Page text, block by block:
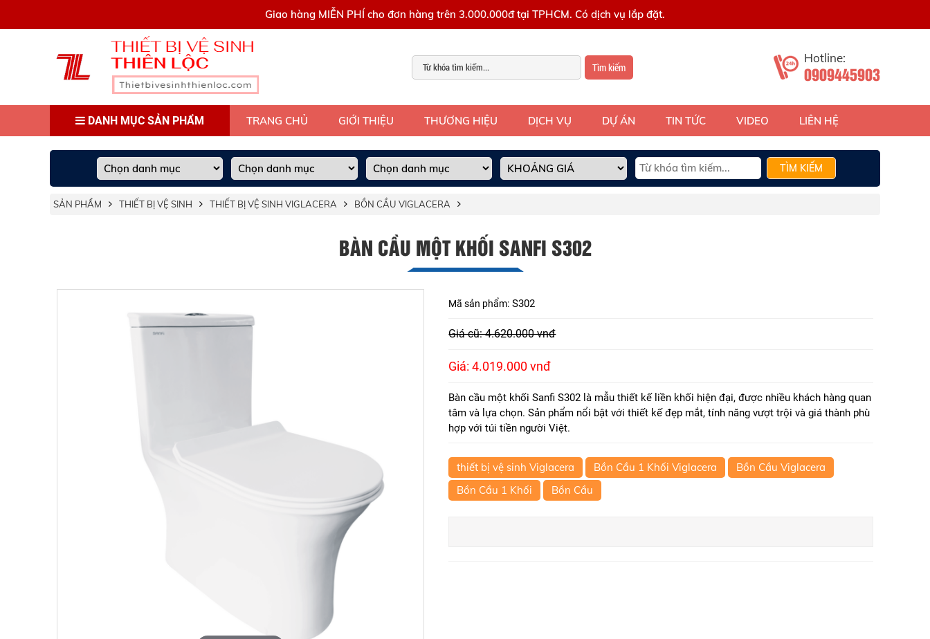
Giao hàng MIỄN PHÍ cho đơn hàng trên 3.000.000đ tại TPHCM. Có dịch vụ lắp đặt.
Tìm kiếm
Hotline:
0909445903
DANH MỤC SẢN PHẨM TRANG CHỦ GIỚI THIỆU THƯƠNG HIỆU DỊCH VỤ DỰ ÁN TIN TỨC VIDEO LIÊN HỆ
TÌM KIẾM
SẢN PHẨM THIẾT BỊ VỆ SINH THIẾT BỊ VỆ SINH VIGLACERA BỒN CẦU VIGLACERA
BÀN CẦU MỘT KHỐI SANFI S302
Mã sản phẩm: S302
Giá cũ: 4.620.000 vnđ
Giá: 4.019.000 vnđ
Bàn cầu một khối Sanfi S302 là mẫu thiết kế liền khối hiện đại, được nhiều khách hàng quan
tâm và lựa chọn. Sản phẩm nổi bật với thiết kế đẹp mắt, tính năng vượt trội và giá thành phù
hợp với túi tiền người Việt.
thiết bị vệ sinh Viglacera Bồn Cầu 1 Khối Viglacera
Bồn Cầu Viglacera
Bồn Cầu 1 Khối
Bồn Cầu